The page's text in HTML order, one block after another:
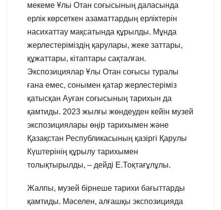
мекеме Ұлы Отан соғысының даласында
ерлік көрсеткен азаматтардың ерліктерін
насихаттау мақсатында құрылды. Мұнда
жерлестеріміздің қарулары, жеке заттары,
құжаттары, кітаптары сақталған.
Экспозициялар Ұлы Отан соғысы туралы
ғана емес, сонымен қатар жерлестеріміз
қатысқан Ауған соғысының тарихын да
қамтиды. 2023 жылғы жөндеуден кейін музей
экспозициялары өңір тарихымен және
Қазақстан Республикасының қазіргі Қарулы
Күштерінің құрылу тарихымен
толықтырылды, – дейді Е.Тоқтағұлұлы.
Жалпы, музей бірнеше тарихи бағыттарды
қамтиды. Мәселен, алғашқы экспозицияда